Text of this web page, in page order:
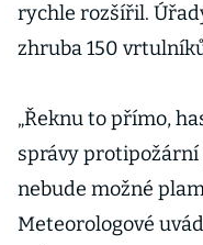
rychle rozšířil.
zhruba 150
„Řeknu to přímo,
správy protipožární
nebude možné
Meteorologové